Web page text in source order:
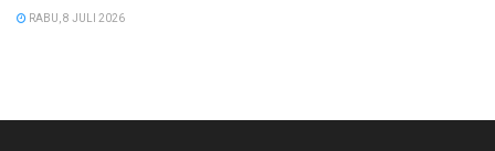
RABU, 8 JULI 2026